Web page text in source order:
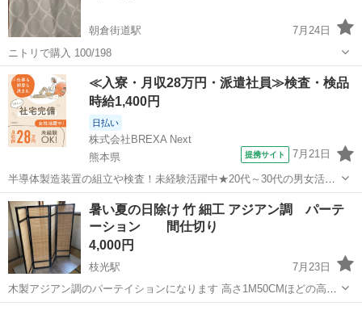
朝倉街道駅
7月24日
ニトリで購入 100/198
福岡 筑紫野市 朝倉街道駅 カーテン、ブラインド
カーテン
≪入寮・月収28万円・派遣社員≫検査・検品
時給1,400円
日払い
株式会社BREXA Next
熊本県
提携サイト 7月21日
半導体製造装置の組立や検査！未経験活躍中★20代～30代の男女活躍
中★ワンルーム寮完備！赴任旅費会社負担！マイカー通勤OK！無料駐
車場あり！正社員登用あり！《熊本県菊池郡大津町》 人気の工場のお
仕事 ◇半導体製造装置の組立...
熊本 その他
暑い夏の日除け 竹 細工 アジアン調 パーテ
ーション 間仕切り
4,000円
枝光駅
7月23日
木製アジアン調のパーテイションになります 高さ1M50CMほどの高さ
があって春先きから 秋口頃まで使用が出来る商品です 窓を開けた時に